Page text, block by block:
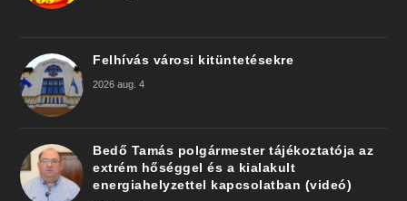
Felhívás városi kitüntetésekre
2026 aug. 4
Bedő Tamás polgármester tájékoztatója az
extrém hőséggel és a kialakult
energiahelyzettel kapcsolatban (videó)